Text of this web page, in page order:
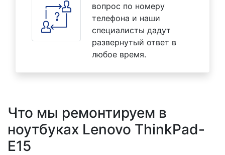
вопрос по номеру
телефона и наши
специалисты дадут
развернутый ответ в
любое время.
Что мы ремонтируем в
ноутбуках Lenovo ThinkPad-
E15